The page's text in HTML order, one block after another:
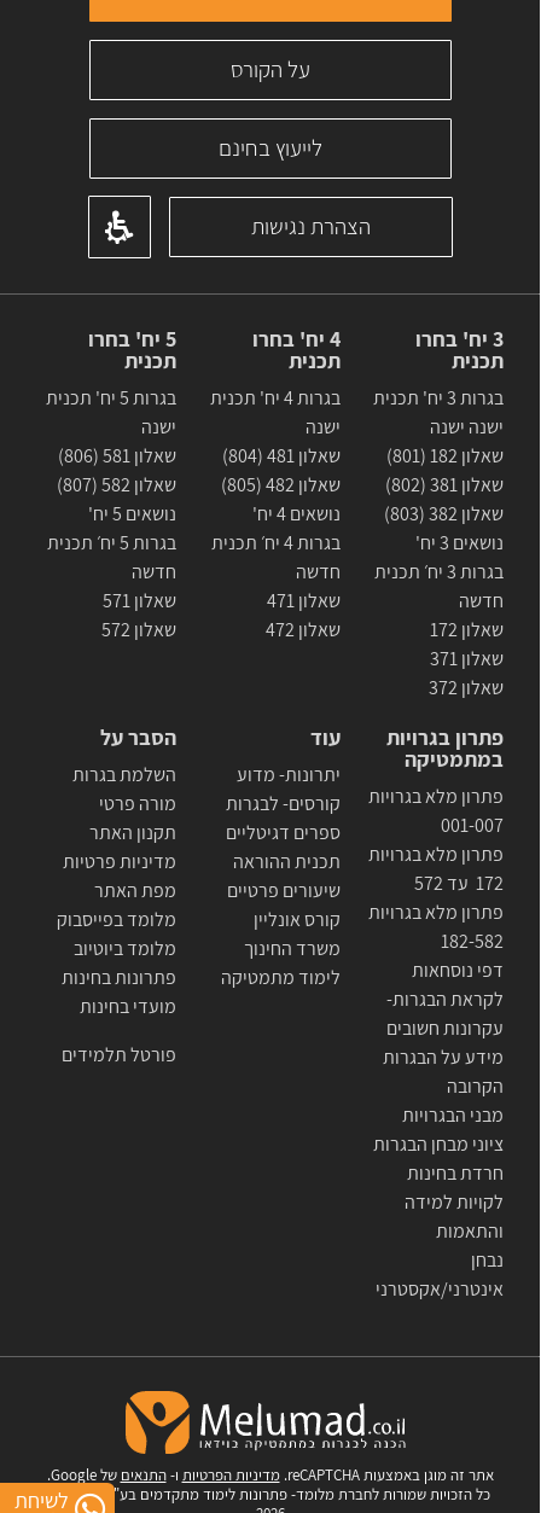
לשיחת
על הקורס
לייעוץ בחינם
הצהרת נגישות
3 יח' בחרו
תכנית
בגרות 3 יח' תכנית
ישנה ישנה
שאלון 182 (801)
שאלון 381 (802)
שאלון 382 (803)
נושאים 3 יח'
בגרות 3 יח׳ תכנית
חדשה
שאלון 172
שאלון 371
שאלון 372
4 יח' בחרו
תכנית
בגרות 4 יח' תכנית
ישנה
שאלון 481 (804)
שאלון 482 (805)
נושאים 4 יח'
בגרות 4 יח׳ תכנית
חדשה
שאלון 471
שאלון 472
5 יח' בחרו
תכנית
בגרות 5 יח' תכנית
ישנה
שאלון 581 (806)
שאלון 582 (807)
נושאים 5 יח'
בגרות 5 יח׳ תכנית
חדשה
שאלון 571
שאלון 572
פתרון בגרויות
במתמטיקה
פתרון מלא בגרויות
001-007
פתרון מלא בגרויות
172 עד 572
פתרון מלא בגרויות
182-582
דפי נוסחאות
לקראת הבגרות-
עקרונות חשובים
מידע על הבגרות
הקרובה
מבני הבגרויות
ציוני מבחן הבגרות
חרדת בחינות
לקויות למידה
והתאמות
נבחן
אינטרני/אקסטרני
עוד
יתרונות- מדוע
קורסים- לבגרות
ספרים דגיטליים
תכנית ההוראה
שיעורים פרטיים
קורס אונליין
משרד החינוך
לימוד מתמטיקה
הסבר על
השלמת בגרות
מורה פרטי
תקנון האתר
מדיניות פרטיות
מפת האתר
מלומד בפייסבוק
מלומד ביוטיוב
פתרונות בחינות
מועדי בחינות
פורטל תלמידים
אתר זה מוגן באמצעות reCAPTCHA. מדיניות הפרטיות ו-התנאים של Google.
כל הזכויות שמורות לחברת מלומד- פתרונות לימוד מתקדמים בע"מ © 2007-